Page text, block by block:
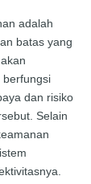
adalah
batas yang
berfungsi
dan risiko
Selain